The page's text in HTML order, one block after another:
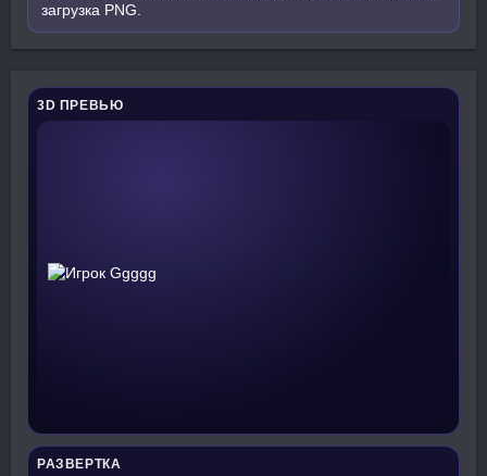
загрузка PNG.
3D ПРЕВЬЮ
РАЗВЕРТКА